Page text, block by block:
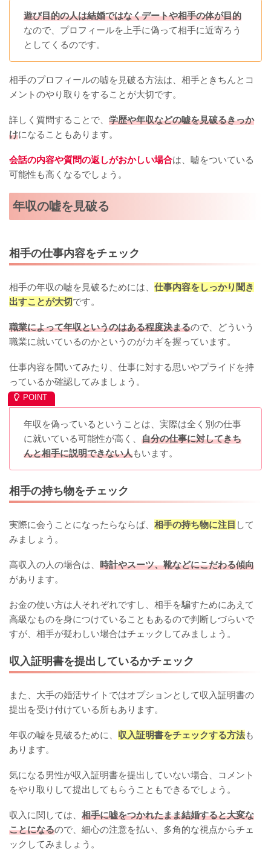
遊び目的の人は結婚ではなくデートや相手の体が目的
なので、プロフィールを上手に偽って相手に近寄ろう
としてくるのです。
相手のプロフィールの嘘を見破る方法は、相手ときちんとコ
メントのやり取りをすることが大切です。
詳しく質問することで、 学歴や年収などの嘘を見破るきっか
けになることもあります。
会話の内容や質問の返しがおかしい場合は、嘘をついている
可能性も高くなるでしょう。
年収の嘘を見破る
相手の仕事内容をチェック
相手の年収の嘘を見破るためには、 仕事内容をしっかり聞き
出すことが大切です。
職業によって年収というのはある程度決まるので、どういう
職業に就いているのかというのがカギを握っています。
仕事内容を聞いてみたり、仕事に対する思いやプライドを持
っているか確認してみましょう。
年収を偽っているということは、実際は全く別の仕事
に就いている可能性が高く、 自分の仕事に対してきち
んと相手に説明できない人もいます。
相手の持ち物をチェック
実際に会うことになったらならば、 相手の持ち物に注目 して
みましょう。
高収入の人の場合は、 時計やスーツ、靴などにこだわる傾向
があります。
お金の使い方は人それぞれですし、相手を騙すためにあえて
高級なものを身につけていることもあるので判断しづらいで
すが、相手が疑わしい場合はチェックしてみましょう。
収入証明書を提出しているかチェック
また、大手の婚活サイトではオプションとして収入証明書の
提出を受け付けている所もあります。
年収の嘘を見破るために、 収入証明書をチェックする方法も
あります。
気になる男性が収入証明書を提出していない場合、コメント
をやり取りして提出してもらうこともできるでしょう。
収入に関しては、 相手に嘘をつかれたまま結婚すると大変な
ことになるので、細心の注意を払い、多角的な視点からチェ
ックしてみましょう。